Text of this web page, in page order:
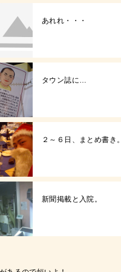
あれれ・・・
タウン誌に…
２～６日、まとめ書き。
新聞掲載と入院。